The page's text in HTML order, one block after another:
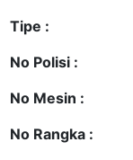
Tipe :
No Polisi :
No Mesin :
No Rangka :